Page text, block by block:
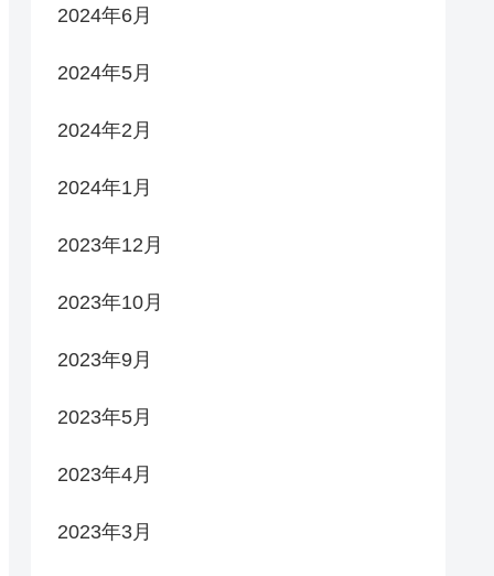
2024年6月
2024年5月
2024年2月
2024年1月
2023年12月
2023年10月
2023年9月
2023年5月
2023年4月
2023年3月